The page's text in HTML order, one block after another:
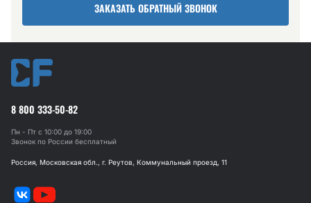
ЗАКАЗАТЬ ОБРАТНЫЙ ЗВОНОК
8 800 333-50-82
Пн - Пт с 10:00 до 19:00
Звонок по России бесплатный
Россия, Московская обл., г. Реутов, Коммунальный проезд, 11